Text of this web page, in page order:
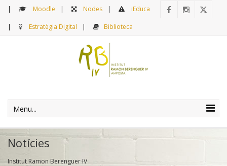
Moodle Nodes iEduca
Estratègia Digital Biblioteca
Menu...
Notícies
Institut Ramon Berenguer IV